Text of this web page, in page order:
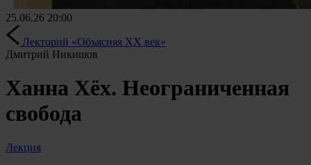
25.06.26 20:00
Лекторий «Объясняя XX век»
Дмитрий Никишов
Ханна Хёх. Неограниченная
свобода
Лекция